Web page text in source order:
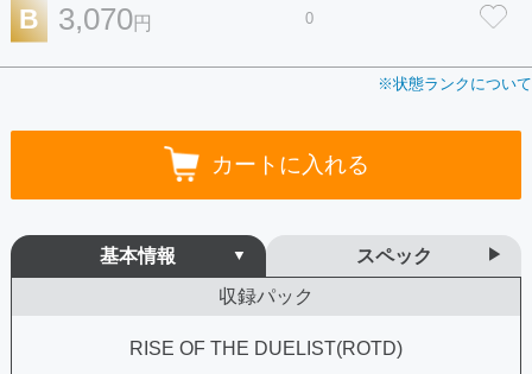
B 3,070円 0
※状態ランクについて
カートに入れる
基本情報
スペック
収録パック
RISE OF THE DUELIST(ROTD)